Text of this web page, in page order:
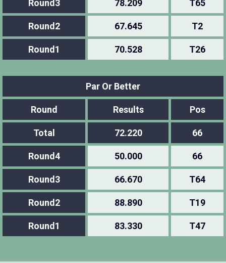
Round3 78.209 T65
Round2 67.645 T2
Round1 70.528 T26
Par Or Better
Round Results Pos
Total 72.220 66
Round4 50.000 66
Round3 66.670 T64
Round2 88.890 T19
Round1 83.330 T47